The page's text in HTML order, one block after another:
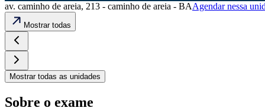
av. caminho de areia, 213 - caminho de areia - BAAgendar nessa
Mostrar todas
Mostrar todas as unidades
Sobre o exame